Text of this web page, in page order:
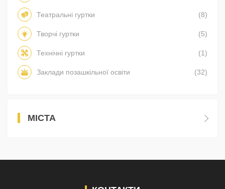
Театральні гуртки (8)
Творчі гуртки (5)
Технічні гуртки (1)
Заклади позашкільної освіти (32)
МІСТА